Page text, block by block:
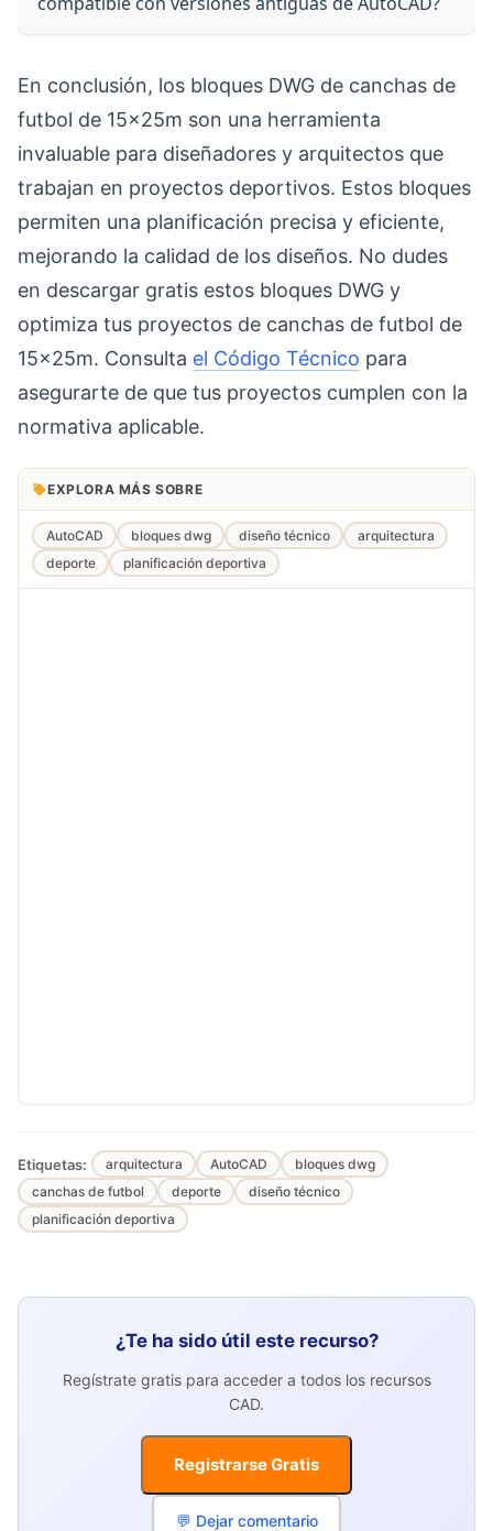
En conclusión, los bloques DWG de canchas de
futbol de 15x25m son una herramienta
invaluable para diseñadores y arquitectos que
trabajan en proyectos deportivos. Estos bloques
permiten una planificación precisa y eficiente,
mejorando la calidad de los diseños. No dudes
en descargar gratis estos bloques DWG y
optimiza tus proyectos de canchas de futbol de
15x25m. Consulta el Código Técnico para
asegurarte de que tus proyectos cumplen con la
normativa aplicable.
EXPLORA MÁS SOBRE
AutoCAD bloques dwg diseño técnico
arquitectura
deporte
planificación deportiva
Etiquetas: arquitectura AutoCAD
bloques dwg
canchas de futbol
deporte
diseño técnico
planificación deportiva
¿Te ha sido útil este recurso?
Regístrate gratis para acceder a todos los recursos
CAD.
Registrarse Gratis
💬 Dejar comentario